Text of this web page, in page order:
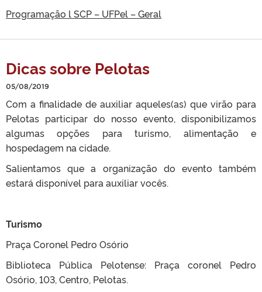
Programação l SCP – UFPel – Geral
Dicas sobre Pelotas
05/08/2019
Com a finalidade de auxiliar aqueles(as) que virão para
Pelotas participar do nosso evento, disponibilizamos
algumas opções para turismo, alimentação e
hospedagem na cidade.
Salientamos que a organização do evento também
estará disponível para auxiliar vocês.
Turismo
Praça Coronel Pedro Osório
Biblioteca Pública Pelotense: Praça coronel Pedro
Osório, 103, Centro, Pelotas.